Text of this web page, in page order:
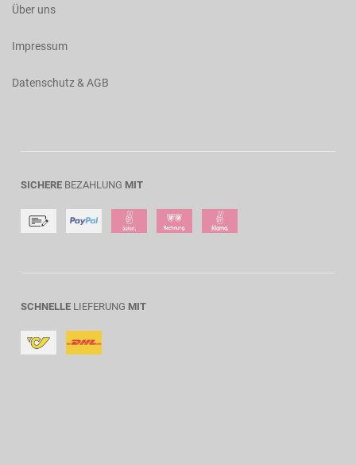
Über uns
Impressum
Datenschutz & AGB
SICHERE BEZAHLUNG MIT
SCHNELLE LIEFERUNG MIT